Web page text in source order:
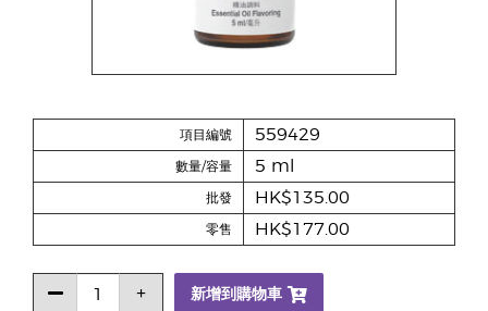
項目編號 559429
數量/容量 5 ml
批發 HK$135.00
零售 HK$177.00
新增到購物車